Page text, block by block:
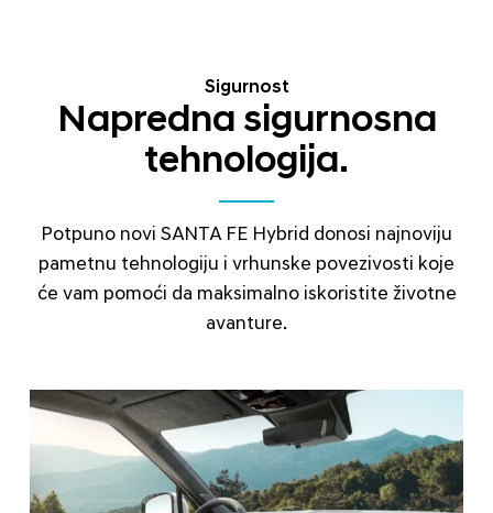
Sigurnost
Napredna sigurnosna
tehnologija.
Potpuno novi SANTA FE Hybrid donosi najnoviju
pametnu tehnologiju i vrhunske povezivosti koje
će vam pomoći da maksimalno iskoristite životne
avanture.